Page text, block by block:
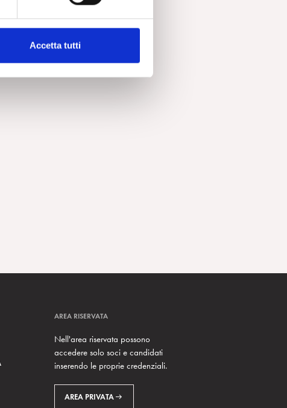
Accetta tutti
AREA RISERVATA
Nell'area riservata possono
accedere solo soci e candidati
inserendo le proprie credenziali.
AREA PRIVATA